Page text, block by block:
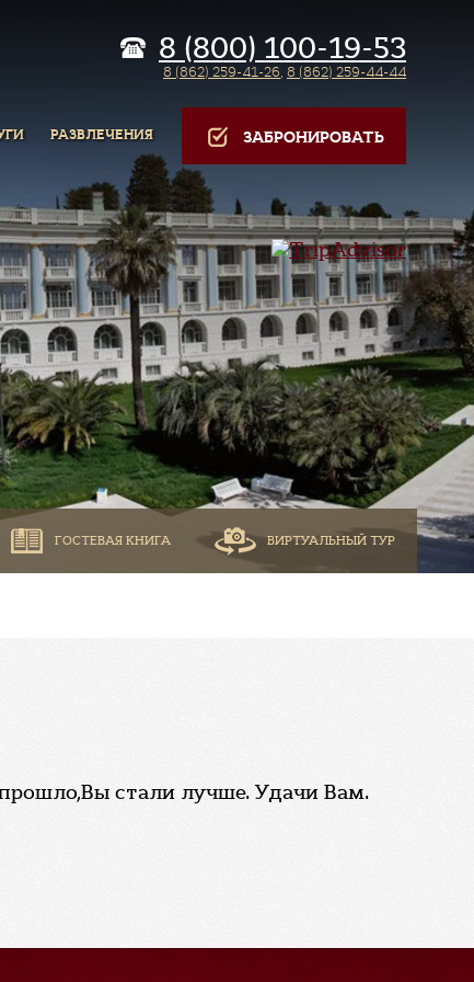
8 (800) 100-19-53
8 (862) 259-41-26, 8 (862) 259-44-44
РАЗВЛЕЧЕНИЯ ЗАБРОНИРОВАТЬ
ГОСТЕВАЯ КНИГА ВИРТУАЛЬНЫЙ ТУР
стали лучше. Удачи Вам.